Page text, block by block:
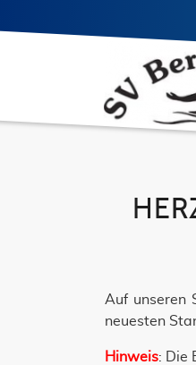
Auf unseren
neuesten
Hinweis: Die